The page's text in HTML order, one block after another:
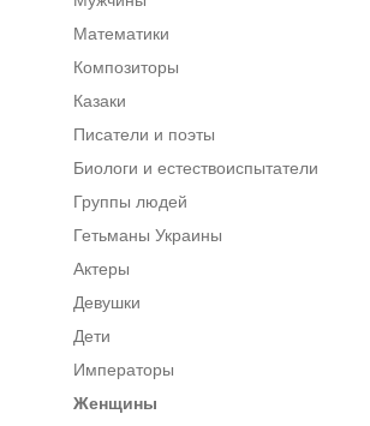
Математики
Композиторы
Казаки
Писатели и поэты
Биологи и естествоиспытатели
Группы людей
Гетьманы Украины
Актеры
Девушки
Дети
Императоры
Женщины